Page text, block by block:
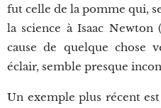
fut celle de la pomme qui,
la science à Isaac Newton
cause de quelque chose
éclair, semble presque
Un exemple plus récent